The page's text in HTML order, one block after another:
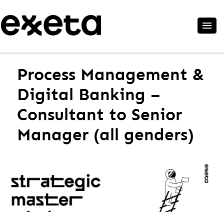
Process Management &
Digital Banking –
Consultant to Senior
Manager (all genders)